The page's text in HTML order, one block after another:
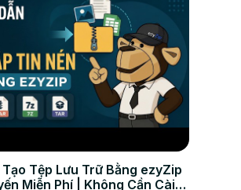
Tệp Lưu Trữ Bằng ezyZip
Miễn Phí | Không Cần Cài